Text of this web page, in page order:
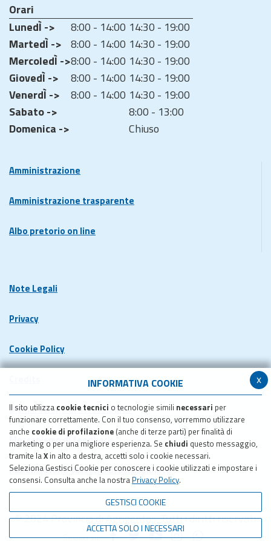
x
INFORMATIVA COOKIE
Il sito utilizza cookie tecnici o tecnologie simili necessari per
funzionare correttamente. Con il tuo consenso, vorremmo utilizzare
anche cookie di profilazione (anche di terze parti) per finalità di
marketing o per una migliore esperienza. Se chiudi questo messaggio,
tramite laX in alto a destra, accetti solo i cookie necessari.
Seleziona Gestisci Cookie per conoscere i cookie utilizzati e impostare i
consensi. Consulta anche la nostra Privacy Policy.
GESTISCI COOKIE
ACCETTA SOLO I NECESSARI
Orari
LunedÌ ->
8:00 - 14:00 14:30 - 19:00
MartedÌ -> 8:00 - 14:00 14:30 - 19:00
MercoledÌ ->8:00 - 14:00 14:30 - 19:00
GiovedÌ ->
8:00 - 14:00 14:30 - 19:00
VenerdÌ ->
8:00 - 14:00 14:30 - 19:00
Sabato ->
8:00 - 13:00
Domenica ->
Chiuso
Amministrazione
Amministrazione trasparente
Albo pretorio on line
Note Legali
Privacy
Cookie Policy
Dichiarazione di accessibilita'
Meccanismo di feedback
Pubblicazione obiettivi di accessibilita'
© 2024 Provincia di Agrigento - Tutti i diritti riservati
Seguici su: